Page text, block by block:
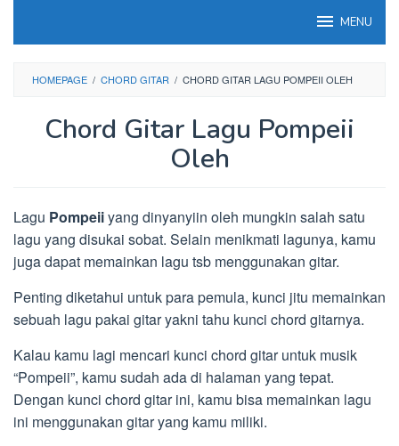
MENU
HOMEPAGE / CHORD GITAR / CHORD GITAR LAGU POMPEII OLEH
Chord Gitar Lagu Pompeii
Oleh
Lagu Pompeiiyang dinyanyiin oleh mungkin salah satu
lagu yang disukai sobat. Selain menikmati lagunya, kamu
juga dapat memainkan lagu tsb menggunakan gitar.
Penting diketahui untuk para pemula, kunci jitu memainkan
sebuah lagu pakai gitar yakni tahu kunci chord gitarnya.
Kalau kamu lagi mencari kunci chord gitar untuk musik
“Pompeii”, kamu sudah ada di halaman yang tepat.
Dengan kunci chord gitar ini, kamu bisa memainkan lagu
ini menggunakan gitar yang kamu miliki.